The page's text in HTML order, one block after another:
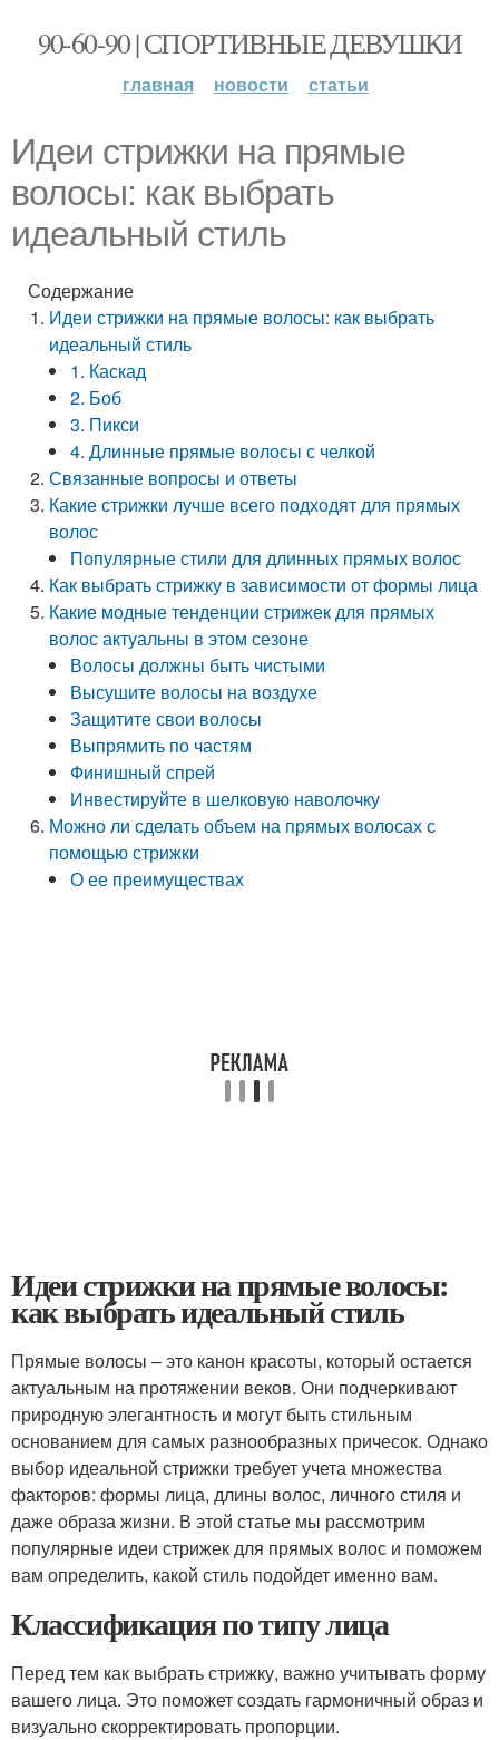
90-60-90 | СПОРТИВНЫЕ ДЕВУШКИ
главная новости статьи
Идеи стрижки на прямые
волосы: как выбрать
идеальный стиль
Содержание
Идеи стрижки на прямые волосы: как выбрать
идеальный стиль
1. Каскад
2. Боб
3. Пикси
4. Длинные прямые волосы с челкой
Связанные вопросы и ответы
Какие стрижки лучше всего подходят для прямых
волос
Популярные стили для длинных прямых волос
Как выбрать стрижку в зависимости от формы лица
Какие модные тенденции стрижек для прямых
волос актуальны в этом сезоне
Волосы должны быть чистыми
Высушите волосы на воздухе
Защитите свои волосы
Выпрямить по частям
Финишный спрей
Инвестируйте в шелковую наволочку
Можно ли сделать объем на прямых волосах с
помощью стрижки
О ее преимуществах
Идеи стрижки на прямые волосы:
как выбрать идеальный стиль
Прямые волосы – это канон красоты, который остается
актуальным на протяжении веков. Они подчеркивают
природную элегантность и могут быть стильным
основанием для самых разнообразных причесок. Однако
выбор идеальной стрижки требует учета множества
факторов: формы лица, длины волос, личного стиля и
даже образа жизни. В этой статье мы рассмотрим
популярные идеи стрижек для прямых волос и поможем
вам определить, какой стиль подойдет именно вам.
Классификация по типу лица
Перед тем как выбрать стрижку, важно учитывать форму
вашего лица. Это поможет создать гармоничный образ и
визуально скорректировать пропорции.